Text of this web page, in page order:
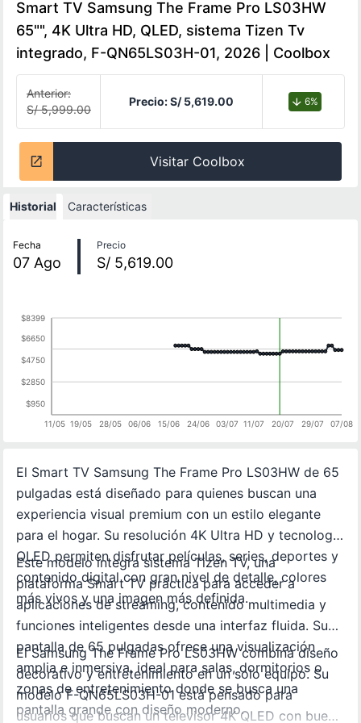
Smart TV Samsung The Frame Pro LS03HW
65"", 4K Ultra HD, QLED, sistema Tizen Tv
integrado, F-QN65LS03H-01, 2026 | Coolbox
Anterior:
S/ 5,999.00
Precio:S/ 5,619.00 6%
Visitar Coolbox
Historial Características
Fecha
07 Ago
Precio
S/ 5,619.00
11/05 19/05 28/05 06/06 15/06 24/06 03/07 11/07 20/07 29/07 07/08
$950
$2850
$4750
$6650
$8399
El Smart TV Samsung The Frame Pro LS03HW de 65
pulgadas está diseñado para quienes buscan una
experiencia visual premium con un estilo elegante
para el hogar. Su resolución 4K Ultra HD y tecnología
QLED permiten disfrutar películas, series, deportes y
contenido digital con gran nivel de detalle, colores
más vivos y una imagen más definida.
Este modelo integra sistema Tizen TV, una
plataforma Smart TV práctica para acceder a
aplicaciones de streaming, contenido multimedia y
funciones inteligentes desde una interfaz fluida. Su
pantalla de 65 pulgadas ofrece una visualización
amplia e inmersiva, ideal para salas, dormitorios o
zonas de entretenimiento donde se busca una
pantalla grande con diseño moderno.
El Samsung The Frame Pro LS03HW combina diseño
decorativo y entretenimiento en un solo equipo. Su
modelo F-QN65LS03H-01 está pensado para
usuarios que buscan un televisor 4K QLED con buen